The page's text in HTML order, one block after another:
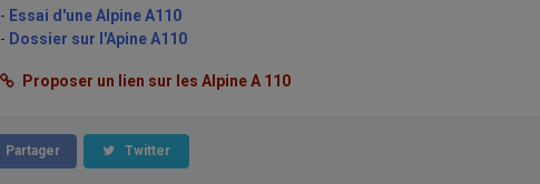
- Essai d'une Alpine A110
- Dossier sur l'Apine A110
Proposer un lien sur les Alpine A 110
Partager Twitter